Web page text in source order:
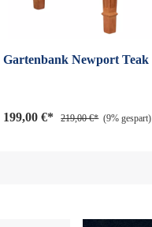
Gartenbank Newport Teak
199,00 €* 219,00 €* (9% gespart)